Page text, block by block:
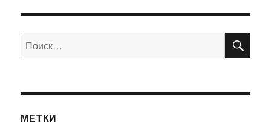
Искать:
МЕТКИ